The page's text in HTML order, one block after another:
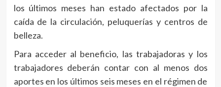
los últimos meses han estado afectados por la
caída de la circulación, peluquerías y centros de
belleza.
Para acceder al beneficio, las trabajadoras y los
trabajadores deberán contar con al menos dos
aportes en los últimos seis meses en el régimen de